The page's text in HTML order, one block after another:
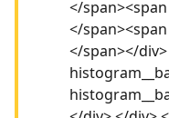
</
</
</span></